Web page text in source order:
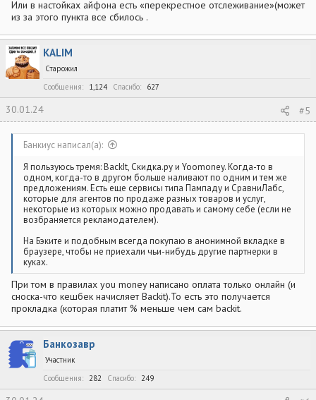
Или в настойках айфона есть «перекрестное отслеживание»(может
из за этого пункта все сбилось .
KALIM
Старожил
Сообщения
1,124 Спасибо 627
30.01.24 #5
Банкиус написал(а):
Я пользуюсь тремя: BackIt, Скидка.ру и Yoomoney. Когда-то в
одном, когда-то в другом больше наливают по одним и тем же
предложениям. Есть еще сервисы типа Пампаду и СравниЛабс,
которые для агентов по продаже разных товаров и услуг,
некоторые из которых можно продавать и самому себе (если не
возбраняется рекламодателем).
На Бэките и подобным всегда покупаю в анонимной вкладке в
браузере, чтобы не приехали чьи-нибудь другие партнерки в
куках.
При том в правилах you money написано оплата только онлайн (и
сноска-что кешбек начисляет Backit).То есть это получается
прокладка (которая платит % меньше чем сам backit.
Банкозавр
Участник
Сообщения
282 Спасибо 249